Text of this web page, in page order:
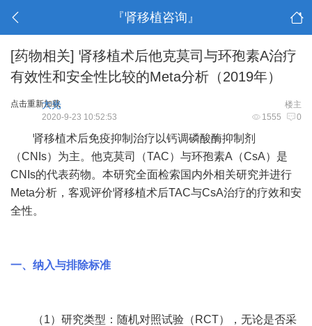
『肾移植咨询』
[药物相关] 肾移植术后他克莫司与环孢素A治疗
有效性和安全性比较的Meta分析（2019年）
点击重新加载 楼主
大光
1555 0
2020-9-23 10:52:53
肾移植术后免疫抑制治疗以钙调磷酸酶抑制剂
（CNIs）为主。他克莫司（TAC）与环孢素A（CsA）是
CNIs的代表药物。本研究全面检索国内外相关研究并进行
Meta分析，客观评价肾移植术后TAC与CsA治疗的疗效和安
全性。
一、纳入与排除标准
（1）研究类型：随机对照试验（RCT），无论是否采